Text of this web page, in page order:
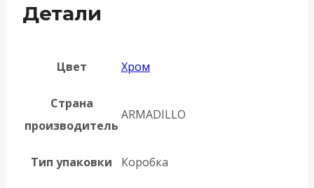
Детали
Цвет Хром
Страна
производитель
ARMADILLO
Тип упаковки Коробка